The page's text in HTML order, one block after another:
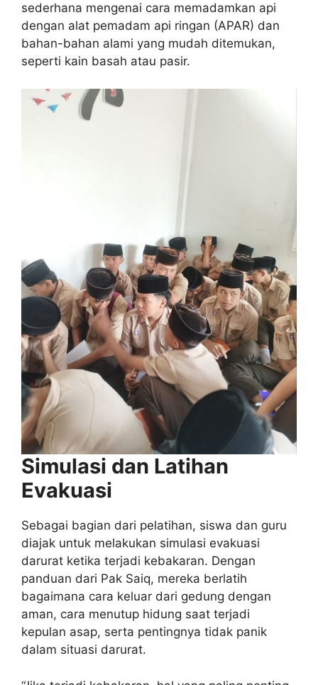
sederhana mengenai cara memadamkan api
dengan alat pemadam api ringan (APAR) dan
bahan-bahan alami yang mudah ditemukan,
seperti kain basah atau pasir.
Simulasi dan Latihan
Evakuasi
Sebagai bagian dari pelatihan, siswa dan guru
diajak untuk melakukan simulasi evakuasi
darurat ketika terjadi kebakaran. Dengan
panduan dari Pak Saiq, mereka berlatih
bagaimana cara keluar dari gedung dengan
aman, cara menutup hidung saat terjadi
kepulan asap, serta pentingnya tidak panik
dalam situasi darurat.